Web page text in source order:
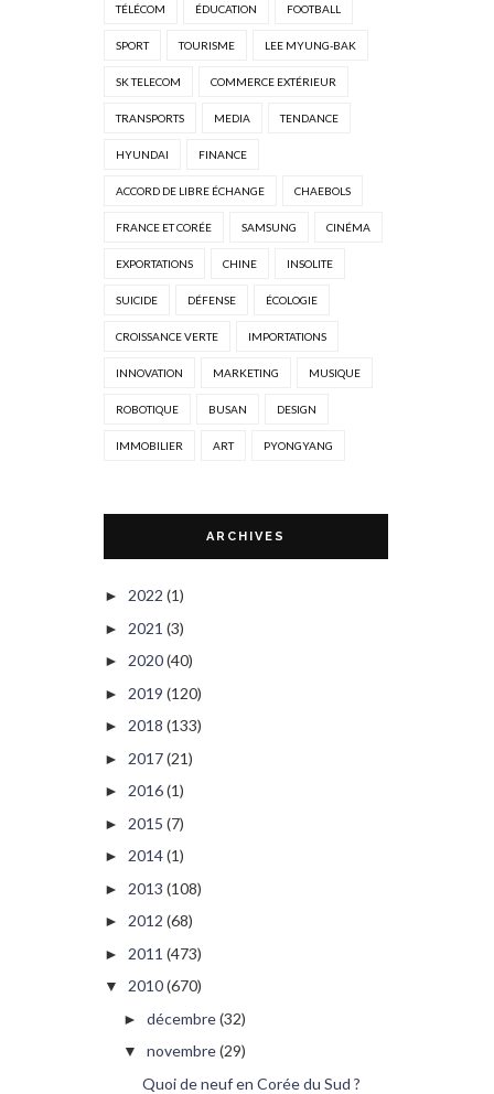
TÉLÉCOM ÉDUCATION FOOTBALL
SPORT TOURISME LEE MYUNG-BAK
SK TELECOM COMMERCE EXTÉRIEUR
TRANSPORTS MEDIA TENDANCE
HYUNDAI FINANCE
ACCORD DE LIBRE ÉCHANGE CHAEBOLS
FRANCE ET CORÉE SAMSUNG CINÉMA
EXPORTATIONS CHINE INSOLITE
SUICIDE DÉFENSE ÉCOLOGIE
CROISSANCE VERTE IMPORTATIONS
INNOVATION MARKETING MUSIQUE
ROBOTIQUE BUSAN DESIGN
IMMOBILIER ART PYONGYANG
ARCHIVES
► 2022 (1)
► 2021 (3)
► 2020(40)
► 2019 (120)
► 2018 (133)
► 2017(21)
► 2016(1)
► 2015 (7)
► 2014(1)
► 2013 (108)
► 2012 (68)
► 2011 (473)
▼ 2010(670)
► décembre(32)
▼ novembre(29)
Quoi de neuf en Corée du Sud ?